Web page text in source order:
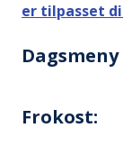
er tilpasset
Frokost: